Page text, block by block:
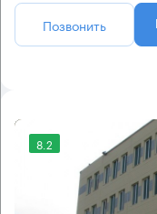
Позвонить
8.2